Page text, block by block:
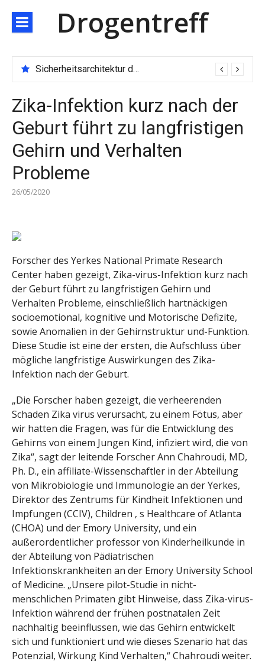
zum
Inhalt
Drogentreff
Sicherheitsarchitektur der nächsten Generation: JARXE kombiniert Multi-Wallet und MPC als Schutzschild für digitales Vertrauen
Zika-Infektion kurz nach der
Geburt führt zu langfristigen
Gehirn und Verhalten
Probleme
26/05/2020
Forscher des Yerkes National Primate Research
Center haben gezeigt, Zika-virus-Infektion kurz nach
der Geburt führt zu langfristigen Gehirn und
Verhalten Probleme, einschließlich hartnäckigen
socioemotional, kognitive und Motorische Defizite,
sowie Anomalien in der Gehirnstruktur und-Funktion.
Diese Studie ist eine der ersten, die Aufschluss über
mögliche langfristige Auswirkungen des Zika-
Infektion nach der Geburt.
„Die Forscher haben gezeigt, die verheerenden
Schaden Zika virus verursacht, zu einem Fötus, aber
wir hatten die Fragen, was für die Entwicklung des
Gehirns von einem Jungen Kind, infiziert wird, die von
Zika“, sagt der leitende Forscher Ann Chahroudi, MD,
Ph. D., ein affiliate-Wissenschaftler in der Abteilung
von Mikrobiologie und Immunologie an der Yerkes,
Direktor des Zentrums für Kindheit Infektionen und
Impfungen (CCIV), Children ‚ s Healthcare of Atlanta
(CHOA) und der Emory University, und ein
außerordentlicher professor von Kinderheilkunde in
der Abteilung von Pädiatrischen
Infektionskrankheiten an der Emory University School
of Medicine. „Unsere pilot-Studie in nicht-
menschlichen Primaten gibt Hinweise, dass Zika-virus-
Infektion während der frühen postnatalen Zeit
nachhaltig beeinflussen, wie das Gehirn entwickelt
sich und funktioniert und wie dieses Szenario hat das
Potenzial, Wirkung Kind Verhalten,“ Chahroudi weiter.